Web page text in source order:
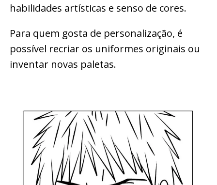
habilidades artísticas e senso de cores.
Para quem gosta de personalização, é
possível recriar os uniformes originais ou
inventar novas paletas.